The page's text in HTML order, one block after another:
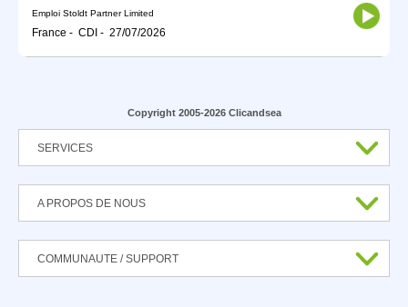
Emploi Stoldt Partner Limited
France - CDI - 27/07/2026
Copyright 2005-2026 Clicandsea
SERVICES
A PROPOS DE NOUS
COMMUNAUTE / SUPPORT